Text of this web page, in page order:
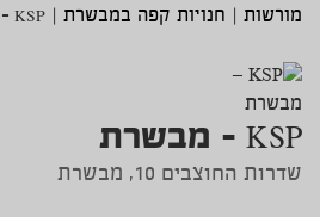
מורשות
חנויות קפה במבשרת KSP – מבשרת
KSP – מבשרת
שדרות החוצבים 10, מבשרת